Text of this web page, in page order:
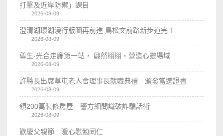
打擊及近岸防禦」課目
2026-08-09
澄清湖環湖漫行版圖再前進 鳥松文前路新步道完工
2026-08-09
尊生·光合走廊第一站， 翩然栩栩・營造心靈場域
2026-08-09
許縣長出席草屯老人會理事長就職典禮 頒發當選證書
2026-08-09
領200萬裝修房屋 警方細問識破詐騙話術
2026-08-09
歡慶父親節 暖心慰勉同仁